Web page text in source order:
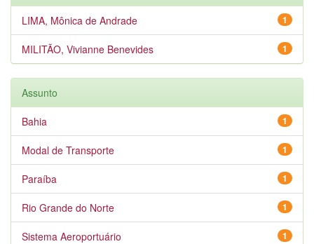
1
LIMA, Mônica de Andrade
1
MILITÃO, Vivianne Benevides
Assunto
1
Bahia
1
Modal de Transporte
1
Paraíba
1
Rio Grande do Norte
1
Sistema Aeroportuário